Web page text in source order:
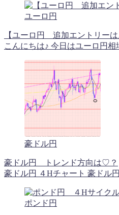
ユーロ円
【ユーロ円 追加エントリーは
こんにちは♪ 今日はユーロ円
豪ドル円
豪ドル円 トレンド方向は♡？
豪ドル円 ４Hチャート 豪ドル
ポンド円